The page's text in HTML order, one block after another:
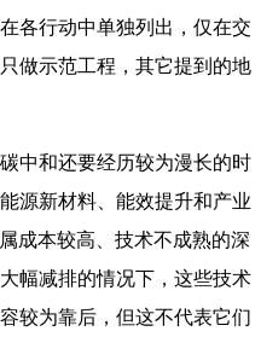
各行动中单独列出，仅在交
做示范工程，其它提到的地
中和还要经历较为漫长的时
源新材料、能效提升和产业
成本较高、技术不成熟的深
幅减排的情况下，这些技术
较为靠后，但这不代表它们